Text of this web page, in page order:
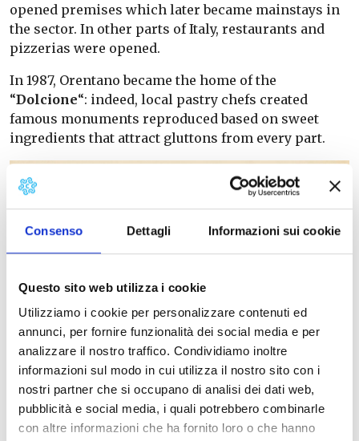
Consenso Dettagli Informazioni sui cookie
Questo sito web utilizza i cookie
Utilizziamo i cookie per personalizzare contenuti ed
annunci, per fornire funzionalità dei social media e per
analizzare il nostro traffico. Condividiamo inoltre
informazioni sul modo in cui utilizza il nostro sito con i
nostri partner che si occupano di analisi dei dati web,
pubblicità e social media, i quali potrebbero combinarle
con altre informazioni che ha fornito loro o che hanno
opened premises which later became mainstays in
the sector. In other parts of Italy, restaurants and
pizzerias were opened.
In 1987, Orentano became the home of the
“Dolcione“: indeed, local pastry chefs created
famous monuments reproduced based on sweet
ingredients that attract gluttons from every part.